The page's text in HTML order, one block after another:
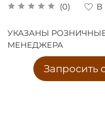
(0) В
УКАЗАНЫ
МЕНЕДЖЕРА
Запросить